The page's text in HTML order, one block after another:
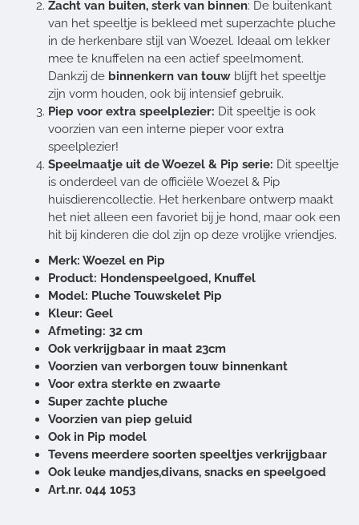
Zacht van buiten, sterk van binnen: De buitenkant
van het speeltje is bekleed met superzachte pluche
in de herkenbare stijl van Woezel. Ideaal om lekker
mee te knuffelen na een actief speelmoment.
Dankzij de binnenkern van touw blijft het speeltje
zijn vorm houden, ook bij intensief gebruik.
Piep voor extra speelplezier: Dit speeltje is ook
voorzien van een interne pieper voor extra
speelplezier!
Speelmaatje uit de Woezel & Pip serie: Dit speeltje
is onderdeel van de officiële Woezel & Pip
huisdierencollectie. Het herkenbare ontwerp maakt
het niet alleen een favoriet bij je hond, maar ook een
hit bij kinderen die dol zijn op deze vrolijke vriendjes.
Merk: Woezel en Pip
Product: Hondenspeelgoed, Knuffel
Model: Pluche Touwskelet Pip
Kleur: Geel
Afmeting: 32 cm
Ook verkrijgbaar in maat 23cm
Voorzien van verborgen touw binnenkant
Voor extra sterkte en zwaarte
Super zachte pluche
Voorzien van piep geluid
Ook in Pip model
Tevens meerdere soorten speeltjes verkrijgbaar
Ook leuke mandjes,divans, snacks en speelgoed
Art.nr. 044 1053